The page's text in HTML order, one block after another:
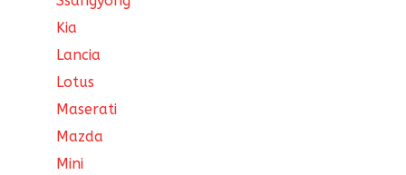
Kia
Lancia
Lotus
Maserati
Mazda
Mini